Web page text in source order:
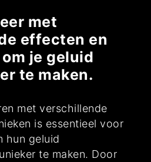
met
effecten en
je geluid
te maken.
met verschillende
is essentieel voor
hun geluid
te maken. Door